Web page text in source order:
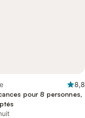
8,8
pour 8 personnes,